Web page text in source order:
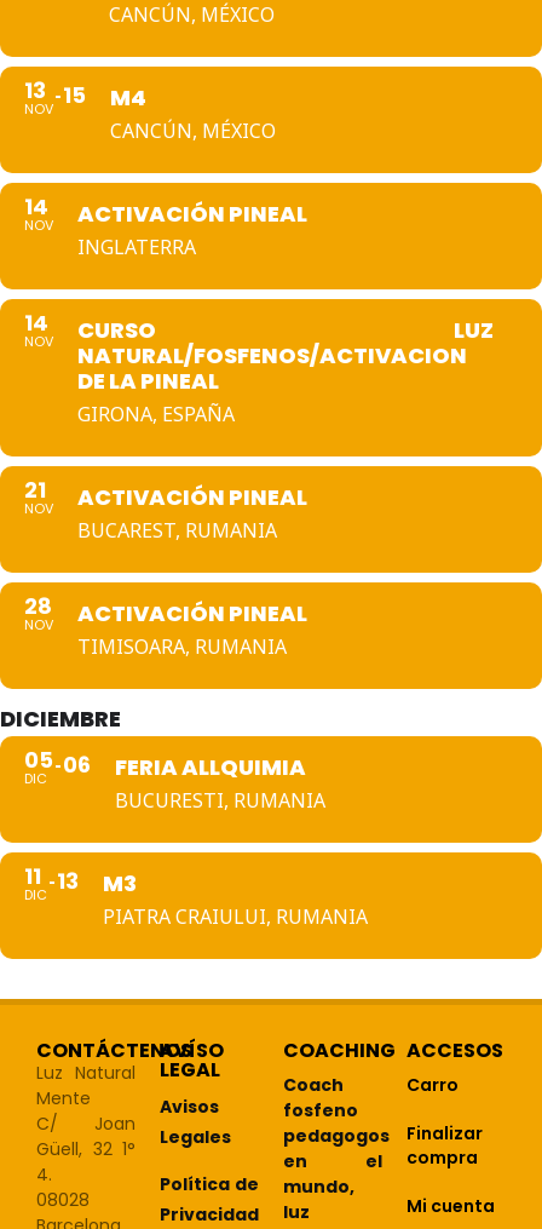
CANCÚN, MÉXICO
13
NOV 15 M4
CANCÚN, MÉXICO
14
NOV ACTIVACIÓN PINEAL
INGLATERRA
14
NOV
CURSO LUZ
NATURAL/FOSFENOS/ACTIVACION
DE LA PINEAL
GIRONA, ESPAÑA
21
NOV ACTIVACIÓN PINEAL
BUCAREST, RUMANIA
28
NOV ACTIVACIÓN PINEAL
TIMISOARA, RUMANIA
DICIEMBRE
05
DIC 06 FERIA ALLQUIMIA
BUCURESTI, RUMANIA
11
DIC 13 M3
PIATRA CRAIULUI, RUMANIA
CONTÁCTENOS
Luz Natural
Mente
C/ Joan
Güell, 32 1°
4.
08028
AVÍSO
LEGAL
Avisos
Legales
Política de
Privacidad
COACHING
Coach
fosfeno
pedagogos
en el
mundo,
luz
ACCESOS
Carro
Finalizar
compra
Mi cuenta